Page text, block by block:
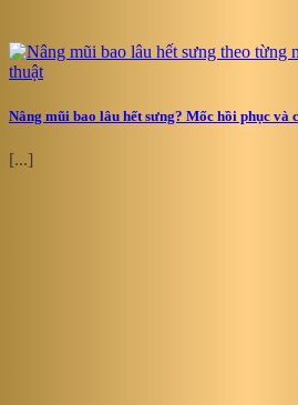
Nâng mũi bao lâu hết sưng? Mốc hồi phục và
[...]